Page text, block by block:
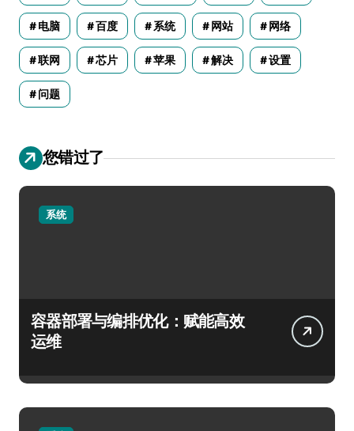
电脑 百度 系统 网站 网络
联网 芯片 苹果 解决 设置
问题
您错过了
系统
容器部署与编排优化：赋能高效
运维